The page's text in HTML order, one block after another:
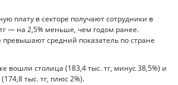
плату в секторе получают сотрудники в
— на 2,5% меньше, чем годом ранее.
средний показатель по стране
вошли столица (183,4 тыс. тг, минус 38,5%) и
тыс. тг, плюс 2%).